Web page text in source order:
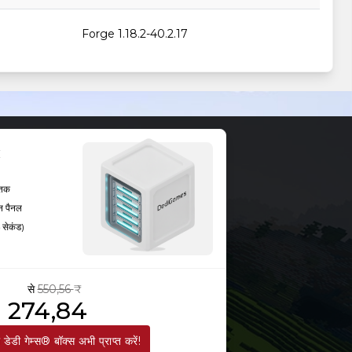
Forge 1.18.2-40.2.17
Forge 1.18.2-40.2.17
Forge 1.18.2-40.2.17
पैनल
सेकंड)
से 550,56 ₹
274,84 ₹
डेडी गेम्स® बॉक्स अभी प्राप्त करें!